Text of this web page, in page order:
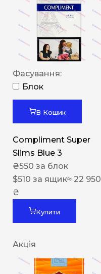
Фасування:
Блок
В Кошик
Compliment Super
Slims Blue 3
₴550 за блок
$510 за ящик≈ 22 950
₴
Купити
Акція